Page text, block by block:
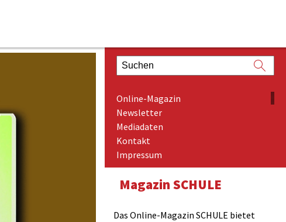
NEWSLETTER
MEDIADATEN
KONTAKT
Online-Magazin
Newsletter
Mediadaten
Kontakt
Impressum
Magazin SCHULE
Das Online-Magazin SCHULE bietet